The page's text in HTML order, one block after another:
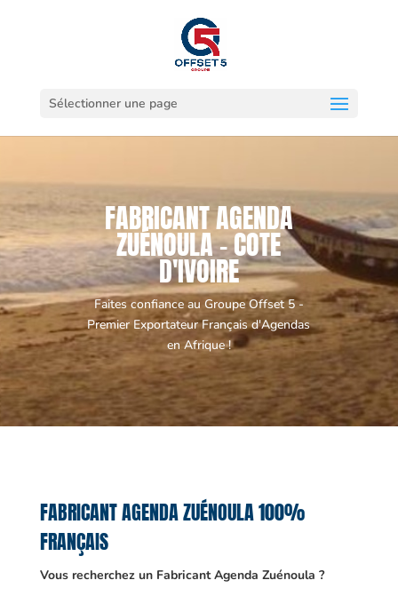
Sélectionner une page
FABRICANT AGENDA
ZUÉNOULA - COTE
D'IVOIRE
Faites confiance au Groupe Offset 5 -
Premier Exportateur Français d'Agendas
en Afrique !
FABRICANT AGENDA ZUÉNOULA 100%
FRANÇAIS
Vous recherchez un Fabricant Agenda Zuénoula ?